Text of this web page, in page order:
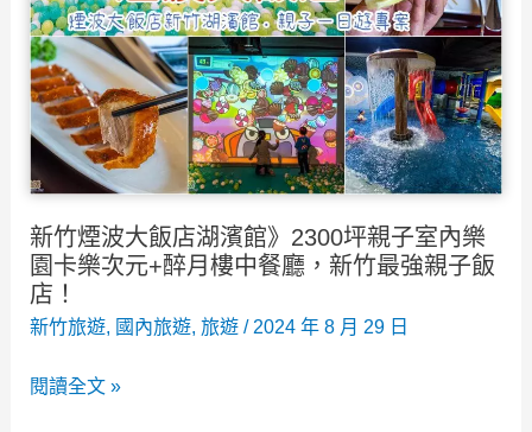
船/
環
湖
步
道，
新
竹
人
的
後
園
新竹煙波大飯店湖濱館》2300坪親子室內樂
園卡樂次元+醉月樓中餐廳，新竹最強親子飯
店！
新竹旅遊, 國內旅遊, 旅遊/ 2024 年 8 月 29 日
新
閱讀全文 »